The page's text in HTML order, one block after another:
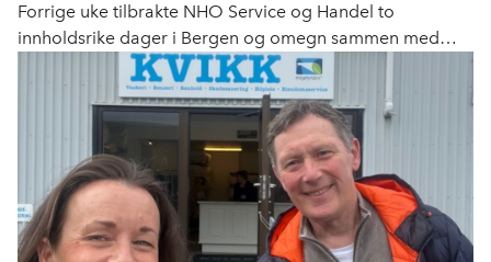
Forrige uke tilbrakte NHO Service og Handel to
innholdsrike dager i Bergen og omegn sammen med
NHO Vestland. Målet var enkelt: å komme tettere på
medlemsbedriftene våre.